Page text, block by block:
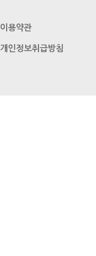
이용약관
개인정보취급방침